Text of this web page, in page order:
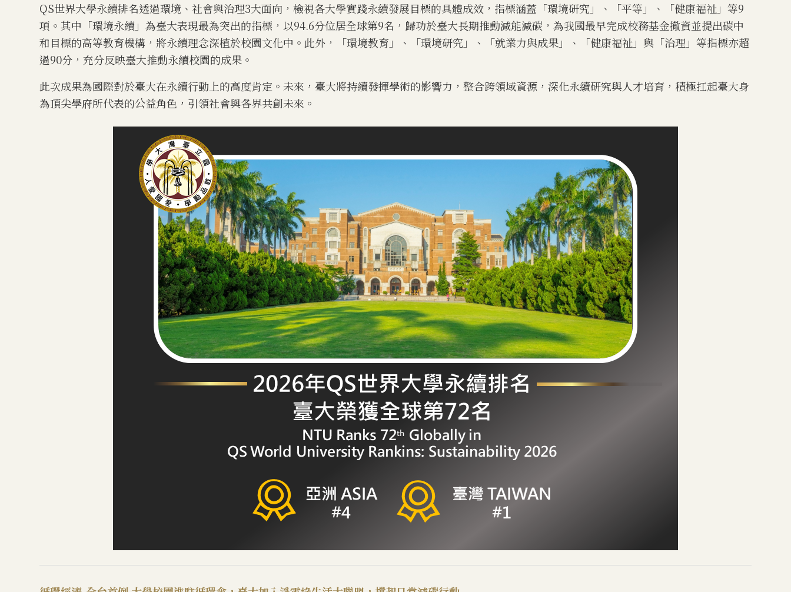
QS世界大學永續排名透過環境、社會與治理3大面向，檢視各大學實踐永續發展目標的具體成效，指標涵蓋「環境研究」、「平等」、「健康福祉」等9
項。其中「環境永續」為臺大表現最為突出的指標，以94.6分位居全球第9名，歸功於臺大長期推動減能減碳，為我國最早完成校務基金撤資並提出碳中
和目標的高等教育機構，將永續理念深植於校園文化中。此外，「環境教育」、「環境研究」、「就業力與成果」、「健康福祉」與「治理」等指標亦超
過90分，充分反映臺大推動永續校園的成果。
此次成果為國際對於臺大在永續行動上的高度肯定。未來，臺大將持續發揮學術的影響力，整合跨領域資源，深化永續研究與人才培育，積極扛起臺大身
為頂尖學府所代表的公益角色，引領社會與各界共創未來。